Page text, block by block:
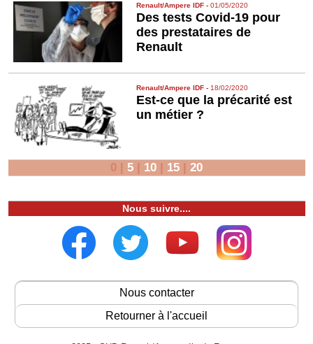
Renault/Ampere IDF -01/05/2020
Des tests Covid-19 pour
des prestataires de
Renault
Renault/Ampere IDF -18/02/2020
Est-ce que la précarité est
un métier ?
0 | 5 | 10 | 15 | 20
Nous suivre....
Nous contacter
Retourner à l'accueil